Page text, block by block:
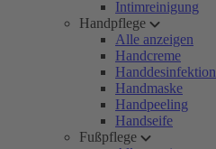
Intimreinigung
Handpflege
Alle anzeigen
Handcreme
Handdesinfektion
Handmaske
Handpeeling
Handseife
Fußpflege